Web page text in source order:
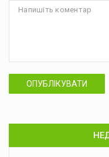
ОПУБЛІКУВАТИ